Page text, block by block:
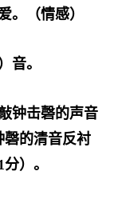
。（情感）
音。
钟击磬的声音
磬的清音反衬
）。